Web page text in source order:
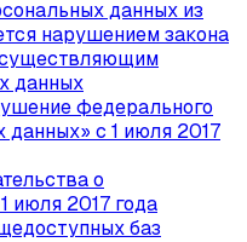
данных из
нарушением закона
данных
федерального
данных» c 1 июля 2017
о
июля 2017 года
баз